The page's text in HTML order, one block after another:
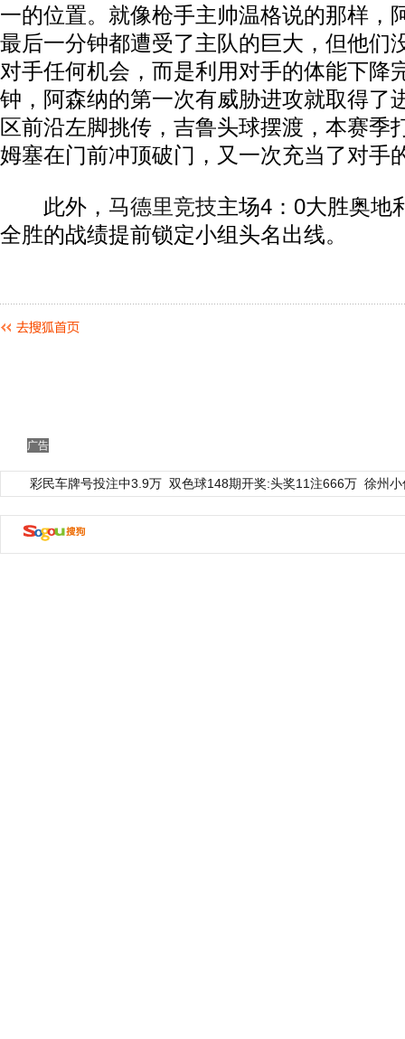
一的位置。就像枪手主帅温格说的那样，
最后一分钟都遭受了主队的巨大，但他们
对手任何机会，而是利用对手的体能下降
钟，阿森纳的第一次有威胁进攻就取得了
区前沿左脚挑传，吉鲁头球摆渡，本赛季
姆塞在门前冲顶破门，又一次充当了对手
此外， 马德里竞技主场4：0大胜奥地
全胜的战绩提前锁定小组头名出线。
广告
彩民车牌号投注中3.9万 双色球148期开奖:头奖11注666万 徐州